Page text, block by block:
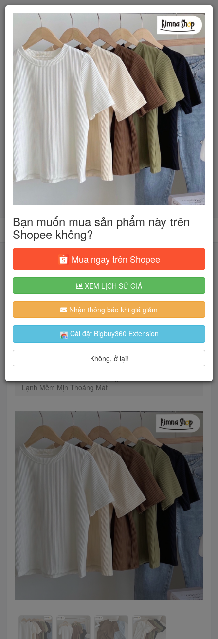
Tìm kiếm
Người dùng đang quan tâm đến 🔥...
Trang chủ Thời Trang Nữ Áo
Áo thun
Lạnh Mềm Mịn Thoáng Mát
Bạn muốn mua sản phẩm này trên
Shopee không?
Mua ngay trên Shopee
XEM LỊCH SỬ GIÁ
Nhận thông báo khi giá giảm
Cài đặt Bigbuy360 Extension
Không, ở lại!